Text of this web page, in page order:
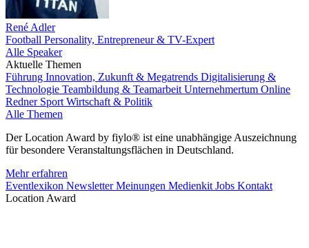
René Adler
Football Personality, Entrepreneur & TV-Expert
Alle Speaker
Aktuelle Themen
Führung Innovation, Zukunft & Megatrends Digitalisierung &
Technologie Teambildung & Teamarbeit Unternehmertum Online
Redner Sport Wirtschaft & Politik
Alle Themen
Der Location Award by fiylo® ist eine unabhängige Auszeichnung
für besondere Veranstaltungsflächen in Deutschland.
Mehr erfahren
Eventlexikon NewsletterMeinungen Medienkit Jobs Kontakt
Location Award